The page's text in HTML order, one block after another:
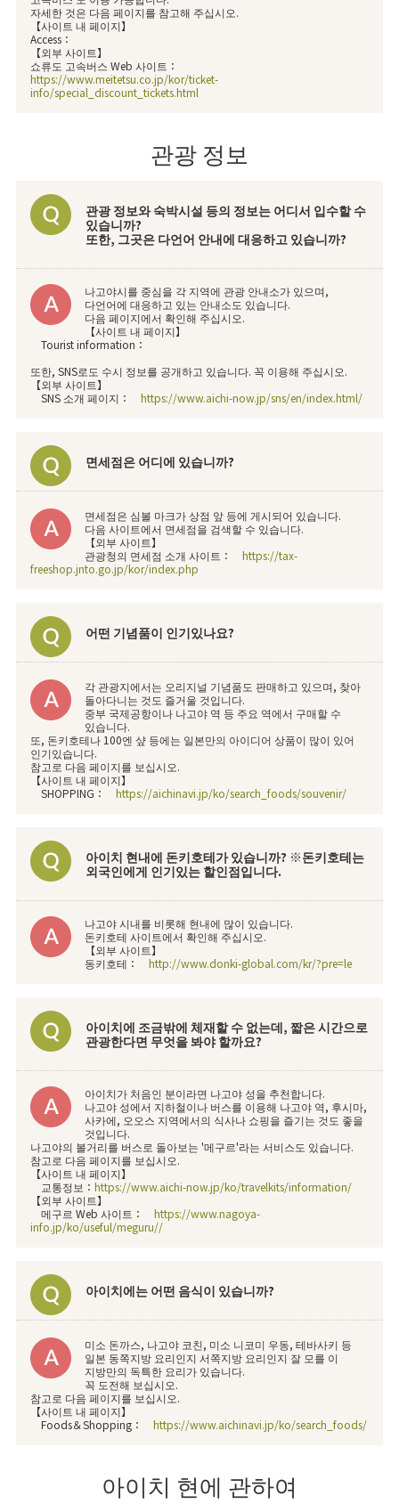
자세한 것은 다음 페이지를 참고해 주십시오.
【사이트 내 페이지】
Access：
【외부 사이트】
쇼류도 고속버스 Web 사이트：
https://www.meitetsu.co.jp/kor/ticket-
info/special_discount_tickets.html
관광 정보
관광 정보와 숙박시설 등의 정보는 어디서 입수할 수
있습니까?
또한, 그곳은 다언어 안내에 대응하고 있습니까?
나고야시를 중심을 각 지역에 관광 안내소가 있으며,
다언어에 대응하고 있는 안내소도 있습니다.
다음 페이지에서 확인해 주십시오.
【사이트 내 페이지】
Tourist information：
또한, SNS로도 수시 정보를 공개하고 있습니다. 꼭 이용해 주십시오.
【외부 사이트】
SNS 소개 페이지：https://www.aichi-now.jp/sns/en/index.html/
면세점은 어디에 있습니까?
면세점은 심볼 마크가 상점 앞 등에 게시되어 있습니다.
다음 사이트에서 면세점을 검색할 수 있습니다.
【외부 사이트】
관광청의 면세점 소개 사이트：https://tax-
freeshop.jnto.go.jp/kor/index.php
어떤 기념품이 인기있나요?
각 관광지에서는 오리지널 기념품도 판매하고 있으며, 찾아
돌아다니는 것도 즐거울 것입니다.
중부 국제공항이나 나고야 역 등 주요 역에서 구매할 수
있습니다.
또, 돈키호테나 100엔 샾 등에는 일본만의 아이디어 상품이 많이 있어
인기있습니다.
참고로 다음 페이지를 보십시오.
【사이트 내 페이지】
SHOPPING：https://aichinavi.jp/ko/search_foods/souvenir/
아이치 현내에 돈키호테가 있습니까? ※돈키호테는
외국인에게 인기있는 할인점입니다.
나고야 시내를 비롯해 현내에 많이 있습니다.
돈키호테 사이트에서 확인해 주십시오.
【외부 사이트】
동키호테：http://www.donki-global.com/kr/?pre=le
아이치에 조금밖에 체재할 수 없는데, 짧은 시간으로
관광한다면 무엇을 봐야 할까요?
아이치가 처음인 분이라면 나고야 성을 추천합니다.
나고야 성에서 지하철이나 버스를 이용해 나고야 역, 후시마,
사카에, 오오스 지역에서의 식사나 쇼핑을 즐기는 것도 좋을
것입니다.
나고야의 볼거리를 버스로 돌아보는 '메구르'라는 서비스도 있습니다.
참고로 다음 페이지를 보십시오.
【사이트 내 페이지】
교통정보：https://www.aichi-now.jp/ko/travelkits/information/
【외부 사이트】
메구르 Web 사이트：https://www.nagoya-
info.jp/ko/useful/meguru//
아이치에는 어떤 음식이 있습니까?
미소 돈까스, 나고야 코친, 미소 니코미 우동, 테바사키 등
일본 동쪽지방 요리인지 서쪽지방 요리인지 잘 모를 이
지방만의 독특한 요리가 있습니다.
꼭 도전해 보십시오.
참고로 다음 페이지를 보십시오.
【사이트 내 페이지】
Foods＆Shopping：https://www.aichinavi.jp/ko/search_foods/
아이치 현에 관하여